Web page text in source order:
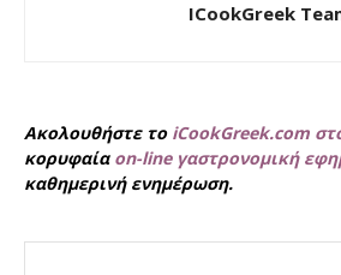
ICookGreek
Ακολουθήστε το iCookGreek.com
κορυφαία on-line γαστρονομική
καθημερινή ενημέρωση.